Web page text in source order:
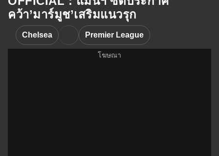
คว้า’มาร์มูช’เสริมแนวรุก
Chelsea Premier League